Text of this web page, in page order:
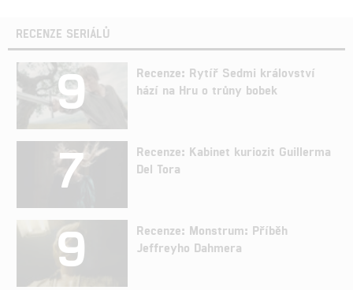
RECENZE SERIÁLŮ
9
Recenze: Rytíř Sedmi království
hází na Hru o trůny bobek
7
Recenze: Kabinet kuriozit Guillerma
Del Tora
9
Recenze: Monstrum: Příběh
Jeffreyho Dahmera